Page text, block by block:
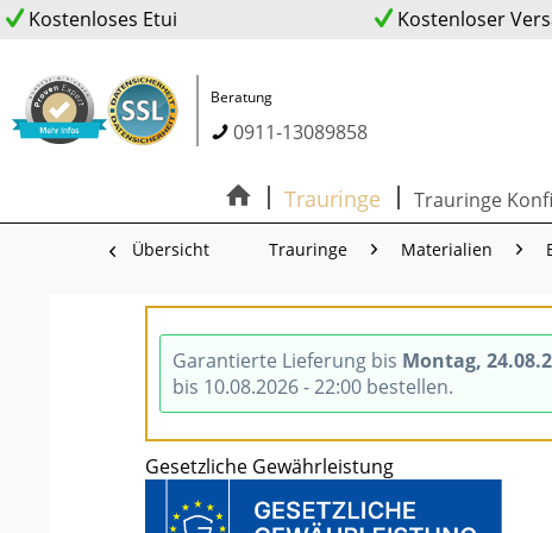
Kostenloses Etui Kostenloser
Beratung
0911-13089858
Trauringe Trauringe
Übersicht Trauringe Materialien
Garantierte Lieferung bis Montag,
bis 10.08.2026 - 22:00 bestellen.
Gesetzliche Gewährleistung